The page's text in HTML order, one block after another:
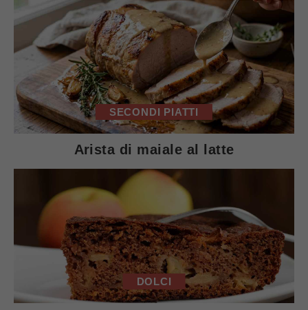
SECONDI PIATTI
Arista di maiale al latte
DOLCI